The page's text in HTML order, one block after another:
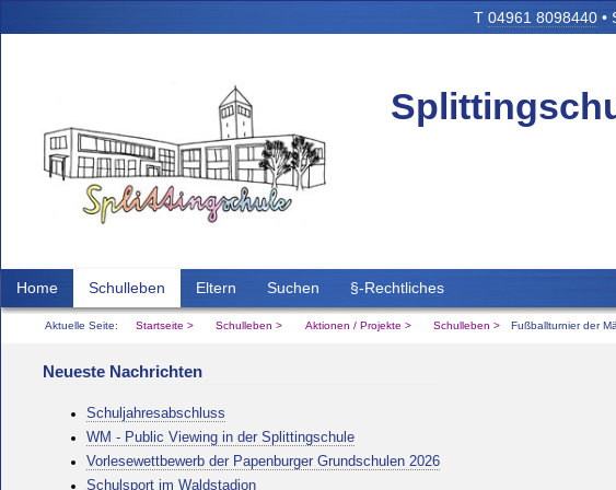
T 04961 8098440 •
Home Schulleben Eltern Suchen §-Rechtliches
Aktuelle Seite: Startseite Schulleben Aktionen / Projekte Schulleben Fußballturnier der
Neueste Nachrichten
Schuljahresabschluss
WM - Public Viewing in der Splittingschule
Vorlesewettbewerb der Papenburger Grundschulen 2026
Schulsport im Waldstadion